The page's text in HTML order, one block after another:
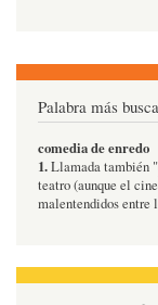
Palabra más
comedia de enredo
1.Llamada también "
teatro (aunque el
malentendidos entre